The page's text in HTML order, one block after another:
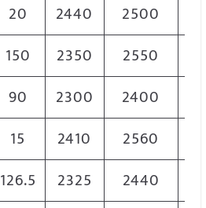
20 2440 2500
150 2350 2550
90 2300 2400
15 2410 2560
126.5 2325 2440